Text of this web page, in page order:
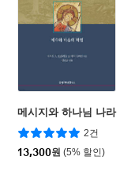
메시지와 하나님 나라
2건
13,300원 (5% 할인)